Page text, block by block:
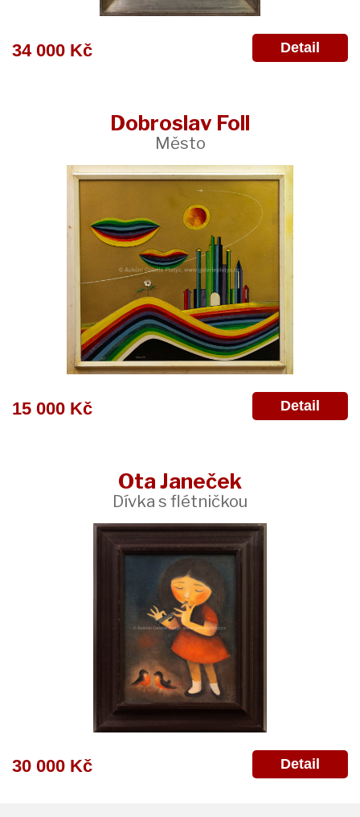
34 000 Kč Detail
Dobroslav Foll
Město
15 000 Kč Detail
Ota Janeček
Dívka s flétničkou
30 000 Kč Detail